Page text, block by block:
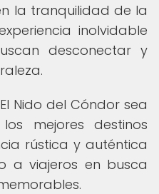
la tranquilidad de la
inolvidable
desconectar y
Nido del Cóndor sea
mejores destinos
rústica y auténtica
a viajeros en busca